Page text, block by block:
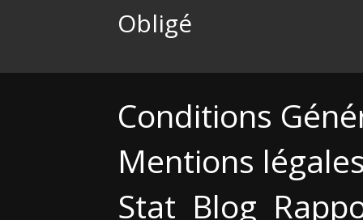
Obligé
Conditions
Mentions
Stat Blog